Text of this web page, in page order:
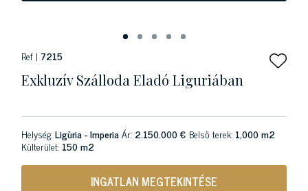
Ref | 7215
Exkluzív Szálloda Eladó Liguriában
Helység:Ligùria - ImperiaÁr: 2.150.000 € Belső terek: 1,000 m2
Külterület: 150 m2
INGATLAN MEGTEKINTÉSE